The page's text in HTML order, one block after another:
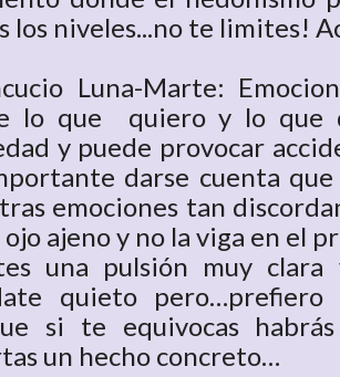
los niveles...no te limites!
Luna-Marte:
lo que quiero y lo que
y puede provocar
darse cuenta
emociones tan
ojo ajeno y no la viga en el
una pulsión muy
quieto
si te equivocas
un hecho concreto…